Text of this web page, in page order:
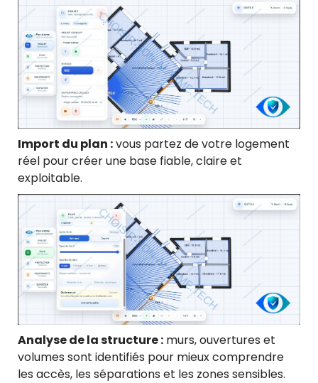
Import du plan :vous partez de votre logement
réel pour créer une base fiable, claire et
exploitable.
Analyse de la structure : murs, ouvertures et
volumes sont identifiés pour mieux comprendre
les accès, les séparations et les zones sensibles.